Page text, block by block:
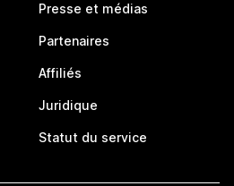
Presse et médias
Partenaires
Affiliés
Juridique
Statut du service